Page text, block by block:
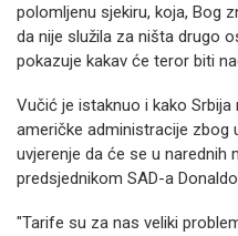
polomljenu sjekiru, koja, Bog
da nije služila za ništa drugo
pokazuje kakav će teror biti
Vučić je istaknuo i kako
američke administracije zbog
uvjerenje da će se u narednih
predsjednikom SAD-a
"Tarife su za nas veliki